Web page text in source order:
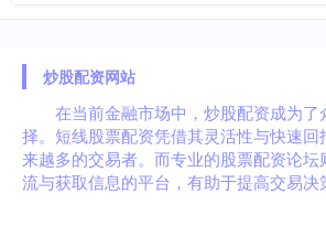
炒股配资网站
在当前金融市场中，炒股配资成为
择。短线股票配资凭借其灵活性与快速回
来越多的交易者。而专业的股票配资论坛
流与获取信息的平台，有助于提高交易决